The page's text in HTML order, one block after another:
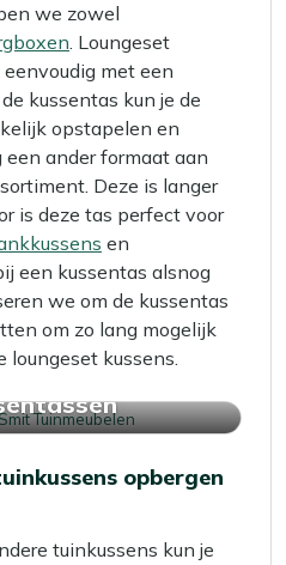
we zowel
. Loungeset
met een
kussentas kun je de
opstapelen en
een ander formaat aan
Deze is langer
is deze tas perfect voor
en
een kussentas alsnog
we om de kussentas
om zo lang mogelijk
loungeset kussens.
opbergen
tuinkussens kun je